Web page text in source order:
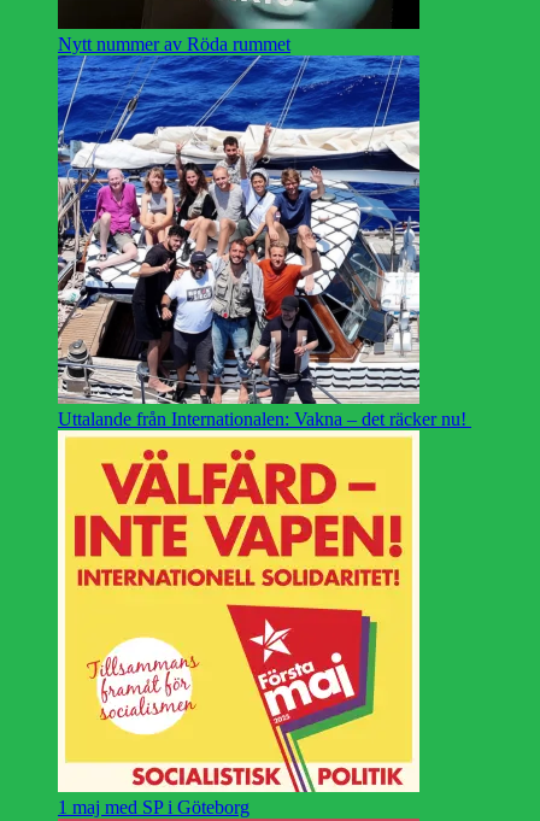
Nytt nummer av Röda rummet
Uttalande från Internationalen: Vakna – det räcker nu!
1 maj med SP i Göteborg